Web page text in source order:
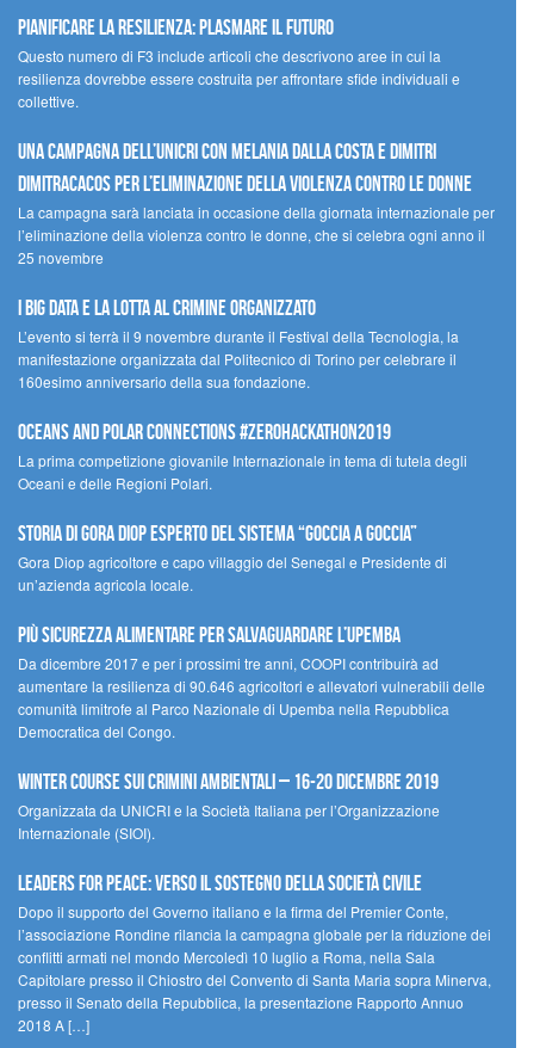
Pianificare la resilienza: plasmare il futuro
Questo numero di F3 include articoli che descrivono aree in cui la
resilienza dovrebbe essere costruita per affrontare sfide individuali e
collettive.
Una campagna dell’UNICRI con Melania Dalla Costa e Dimitri
Dimitracacos per l’eliminazione della violenza contro le donne
La campagna sarà lanciata in occasione della giornata internazionale per
l’eliminazione della violenza contro le donne, che si celebra ogni anno il
25 novembre
I Big Data e la lotta al crimine organizzato
L’evento si terrà il 9 novembre durante il Festival della Tecnologia, la
manifestazione organizzata dal Politecnico di Torino per celebrare il
160esimo anniversario della sua fondazione.
Oceans and Polar Connections #ZEROHackathon2019
La prima competizione giovanile Internazionale in tema di tutela degli
Oceani e delle Regioni Polari.
STORIA DI GORA DIOP ESPERTO DEL SISTEMA “GOCCIA A GOCCIA”
Gora Diop agricoltore e capo villaggio del Senegal e Presidente di
un’azienda agricola locale.
Più sicurezza alimentare per salvaguardare l’Upemba
Da dicembre 2017 e per i prossimi tre anni, COOPI contribuirà ad
aumentare la resilienza di 90.646 agricoltori e allevatori vulnerabili delle
comunità limitrofe al Parco Nazionale di Upemba nella Repubblica
Democratica del Congo.
Winter Course sui Crimini Ambientali – 16-20 Dicembre 2019
Organizzata da UNICRI e la Società Italiana per l’Organizzazione
Internazionale (SIOI).
Leaders for peace: verso il sostegno della società civile
Dopo il supporto del Governo italiano e la firma del Premier Conte,
l’associazione Rondine rilancia la campagna globale per la riduzione dei
conflitti armati nel mondo Mercoledì 10 luglio a Roma, nella Sala
Capitolare presso il Chiostro del Convento di Santa Maria sopra Minerva,
presso il Senato della Repubblica, la presentazione Rapporto Annuo
2018 A […]